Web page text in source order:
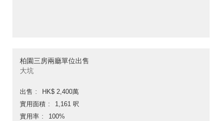
柏園三房兩廳單位出售
大坑
出售
HK$ 2,400萬
實用面積
1,161 呎
實用率
100%